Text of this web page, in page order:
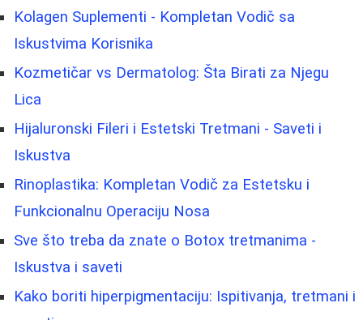
Kolagen Suplementi - Kompletan Vodič sa
Iskustvima Korisnika
Kozmetičar vs Dermatolog: Šta Birati za Njegu
Lica
Hijaluronski Fileri i Estetski Tretmani - Saveti i
Iskustva
Rinoplastika: Kompletan Vodič za Estetsku i
Funkcionalnu Operaciju Nosa
Sve što treba da znate o Botox tretmanima -
Iskustva i saveti
Kako boriti hiperpigmentaciju: Ispitivanja, tretmani i